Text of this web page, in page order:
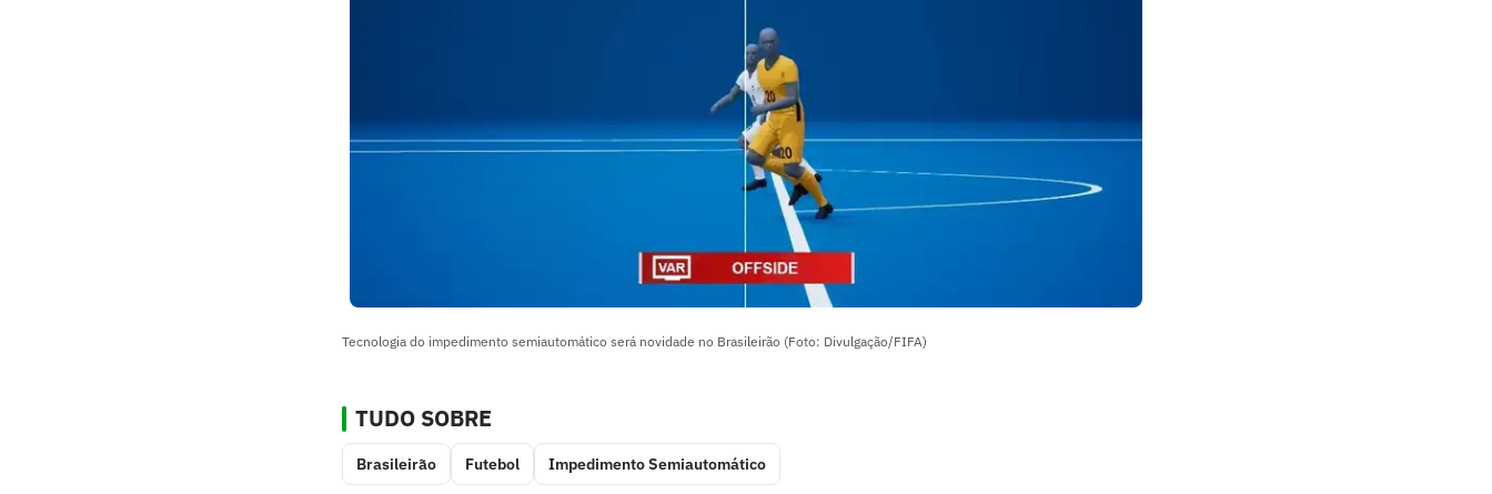
Tecnologia do impedimento semiautomático será novidade no Brasileirão (Foto: Divulgação/FIFA)
TUDO SOBRE
Brasileirão Futebol Impedimento Semiautomático